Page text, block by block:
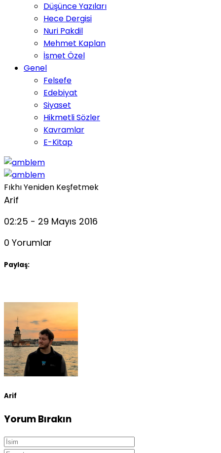
Düşünce Yazıları
Hece Dergisi
Nuri Pakdil
Mehmet Kaplan
İsmet Özel
Genel
Felsefe
Edebiyat
Siyaset
Hikmetli Sözler
Kavramlar
E-Kitap
Fıkhı Yeniden Keşfetmek
Arif
02:25 - 29 Mayıs 2016
0 Yorumlar
Paylaş:
Arif
Yorum Bırakın